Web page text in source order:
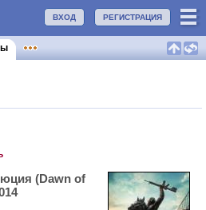
РЕГИСТРАЦИЯ
ВХОД
(Dawn of